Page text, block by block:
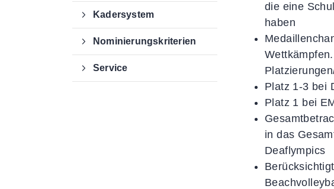
die eine
haben
Platz 1-3 bei
Platz 1 bei
in das
Deaflympics
Kadersystem
Nominierungskriterien
Service